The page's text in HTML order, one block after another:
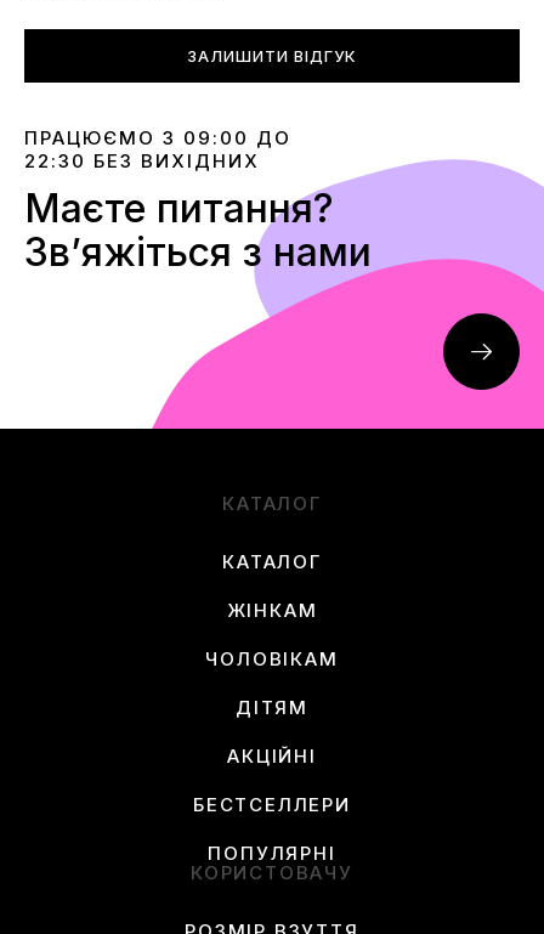
ЗАЛИШИТИ ВІДГУК
ПРАЦЮЄМО З 09:00 ДО
22:30 БЕЗ ВИХІДНИХ
Маєте питання?
Звʼяжіться з нами
КАТАЛОГ
КАТАЛОГ
ЖІНКАМ
ЧОЛОВІКАМ
ДІТЯМ
АКЦІЙНІ
БЕСТСЕЛЛЕРИ
ПОПУЛЯРНІ
КОРИСТОВАЧУ